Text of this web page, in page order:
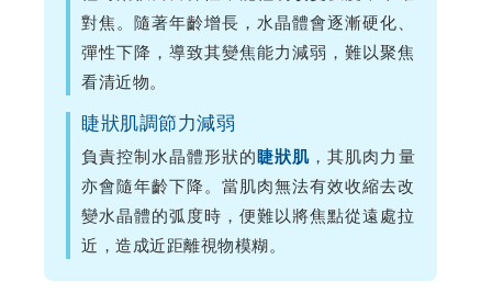
對焦。隨著年齡增長，水晶體會逐漸硬化、
彈性下降，導致其變焦能力減弱，難以聚焦
看清近物。
睫狀肌調節力減弱
負責控制水晶體形狀的睫狀肌 ，其肌肉力量
亦會隨年齡下降。當肌肉無法有效收縮去改
變水晶體的弧度時，便難以將焦點從遠處拉
近，造成近距離視物模糊。